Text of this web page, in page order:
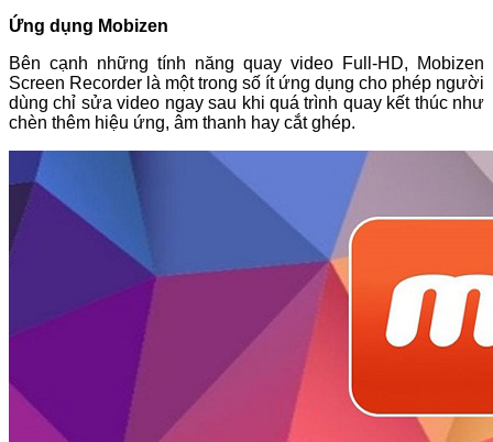
Ứng dụng Mobizen
Bên cạnh những tính năng quay video Full-HD, Mobizen
Screen Recorder là một trong số ít ứng dụng cho phép người
dùng chỉ sửa video ngay sau khi quá trình quay kết thúc như
chèn thêm hiệu ứng, âm thanh hay cắt ghép.